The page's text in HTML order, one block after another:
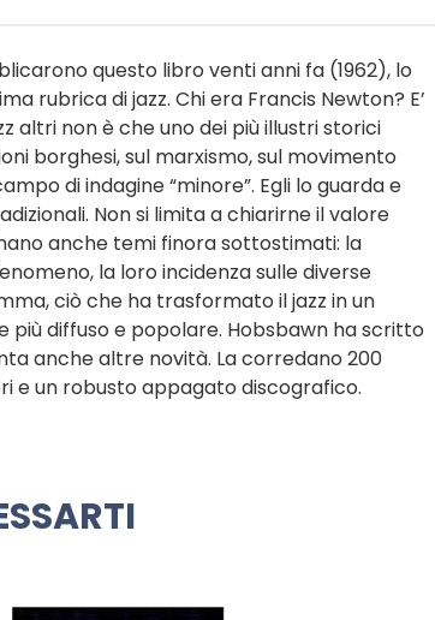
questo libro venti anni fa (1962), lo
rubrica di jazz. Chi era Francis Newton? E’
altri non è che uno dei più illustri storici
borghesi, sul marxismo, sul movimento
di indagine “minore”. Egli lo guarda e
Non si limita a chiarirne il valore
anche temi finora sottostimati: la
la loro incidenza sulle diverse
ciò che ha trasformato il jazz in un
diffuso e popolare. Hobsbawn ha scritto
anche altre novità. La corredano 200
e un robusto appagato discografico.